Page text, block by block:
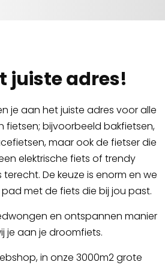
juiste adres!
je aan het juiste adres voor alle
fietsen; bijvoorbeeld bakfietsen,
maar ook de fietser die
elektrische fiets of trendy
De keuze is enorm en we
met de fiets die bij jou past.
en ontspannen manier
je aan je droomfiets.
in onze 3000m2 grote